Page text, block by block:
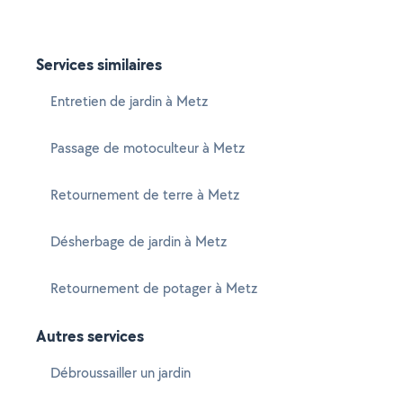
Services similaires
Entretien de jardin à Metz
Passage de motoculteur à Metz
Retournement de terre à Metz
Désherbage de jardin à Metz
Retournement de potager à Metz
Autres services
Débroussailler un jardin